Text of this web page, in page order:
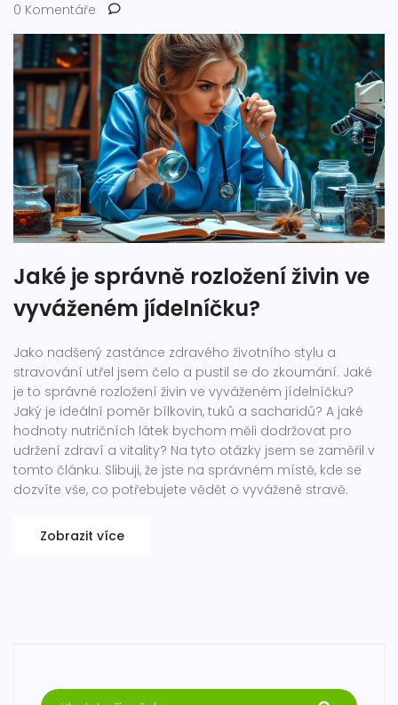
0 Komentáře
Jaké je správně rozložení živin ve
vyváženém jídelníčku?
Jako nadšený zastánce zdravého životního stylu a
stravování utřel jsem čelo a pustil se do zkoumání. Jaké
je to správné rozložení živin ve vyváženém jídelníčku?
Jaký je ideální poměr bílkovin, tuků a sacharidů? A jaké
hodnoty nutričních látek bychom měli dodržovat pro
udržení zdraví a vitality? Na tyto otázky jsem se zaměřil v
tomto článku. Slibuji, že jste na správném místě, kde se
dozvíte vše, co potřebujete vědět o vyvážené stravě.
Zobrazit více